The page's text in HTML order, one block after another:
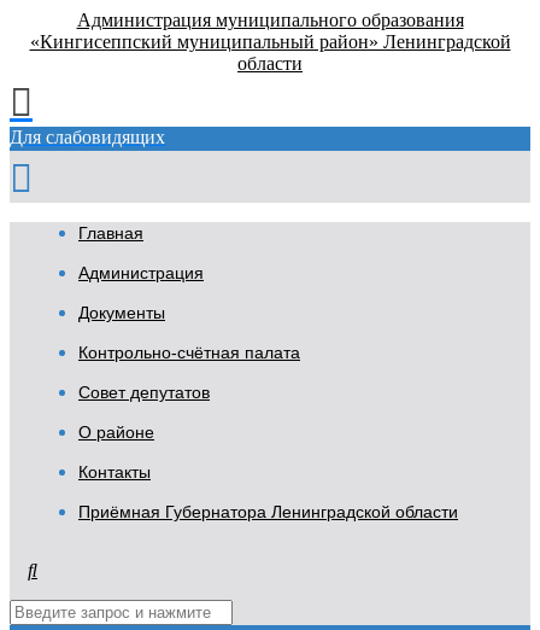
Администрация муниципального образования
«Кингисеппский муниципальный район» Ленинградской
области
Для слабовидящих
Главная
Администрация
Документы
Контрольно-счётная палата
Совет депутатов
О районе
Контакты
Приёмная Губернатора Ленинградской области